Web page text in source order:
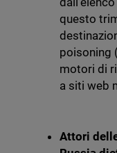
questo
poisoning
motori di
a siti web
Attori